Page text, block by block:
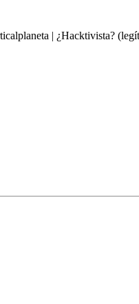
| ¿Hacktivista?